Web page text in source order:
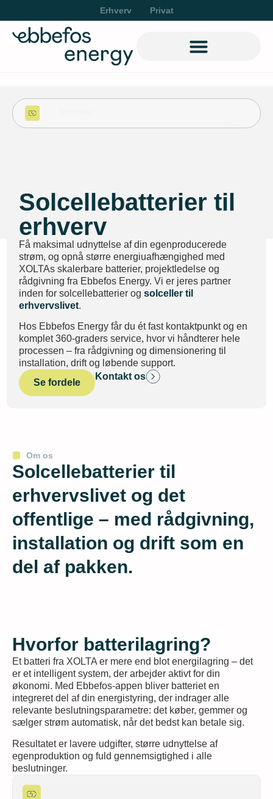
Erhverv Privat
Solcellebatterier til
erhverv
Få maksimal udnyttelse af din egenproducerede
strøm, og opnå større energiuafhængighed med
XOLTAs skalerbare batterier, projektledelse og
rådgivning fra Ebbefos Energy. Vi er jeres partner
inden for solcellebatterier ogsolceller til
erhvervslivet.
Hos Ebbefos Energy får du ét fast kontaktpunkt og en
komplet 360-graders service, hvor vi håndterer hele
processen – fra rådgivning og dimensionering til
installation, drift og løbende support.
Se fordele
Kontakt os
Om os
Solcellebatterier til
erhvervslivet og det
offentlige – med rådgivning,
installation og drift som en
del af pakken.
Hvorfor batterilagring?
Et batteri fra XOLTA er mere end blot energilagring – det
er et intelligent system, der arbejder aktivt for din
økonomi. Med Ebbefos-appen bliver batteriet en
integreret del af din energistyring, der indrager alle
relevante beslutningsparametre: det køber, gemmer og
sælger strøm automatisk, når det bedst kan betale sig.
Resultatet er lavere udgifter, større udnyttelse af
egenproduktion og fuld gennemsigtighed i alle
beslutninger.